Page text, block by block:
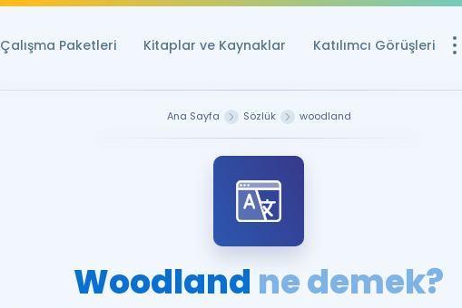
Çalışma Paketleri Kitaplar ve Kaynaklar Katılımcı Görüşleri
YDS ve YÖKDİL
Ana Sayfa Sözlük woodland
Woodland ne demek?